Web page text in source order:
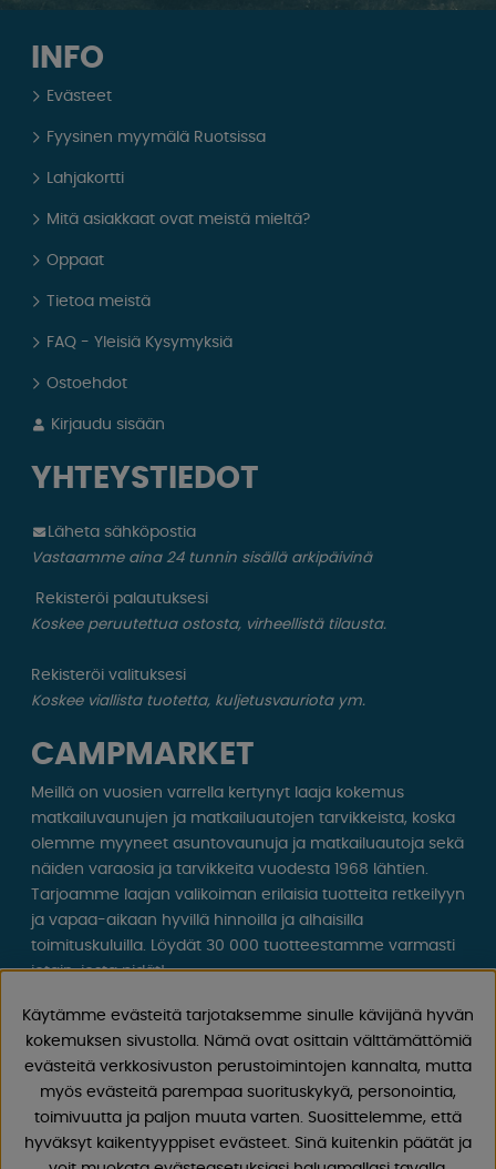
INFO
Evästeet
Fyysinen myymälä Ruotsissa
Lahjakortti
Mitä asiakkaat ovat meistä mieltä?
Oppaat
Tietoa meistä
FAQ - Yleisiä Kysymyksiä
Ostoehdot
Kirjaudu sisään
YHTEYSTIEDOT
Läheta sähköpostia
Vastaamme aina 24 tunnin sisällä arkipäivinä
Rekisteröi palautuksesi
Koskee peruutettua ostosta, virheellistä tilausta.
Rekisteröi valituksesi
Koskee viallista tuotetta, kuljetusvauriota ym.
CAMPMARKET
Meillä on vuosien varrella kertynyt laaja kokemus
matkailuvaunujen ja matkailuautojen tarvikkeista, koska
olemme myyneet asuntovaunuja ja matkailuautoja sekä
näiden varaosia ja tarvikkeita vuodesta 1968 lähtien.
Tarjoamme laajan valikoiman erilaisia ​​tuotteita retkeilyyn
ja vapaa-aikaan hyvillä hinnoilla ja alhaisilla
toimituskuluilla. Löydät 30 000 tuotteestamme varmasti
jotain, josta pidät!
Seuraa meitä Facebookissa ja Instagramissa saadaksesi
inspiraatiota, uutisia ja ainutlaatuisia tarjouksia.
Leirintäelämä alkaa meiltä!
Käytämme evästeitä tarjotaksemme sinulle kävijänä hyvän
kokemuksen sivustolla. Nämä ovat osittain välttämättömiä
evästeitä verkkosivuston perustoimintojen kannalta, mutta
myös evästeitä parempaa suorituskykyä, personointia,
toimivuutta ja paljon muuta varten. Suosittelemme, että
hyväksyt kaikentyyppiset evästeet. Sinä kuitenkin päätät ja